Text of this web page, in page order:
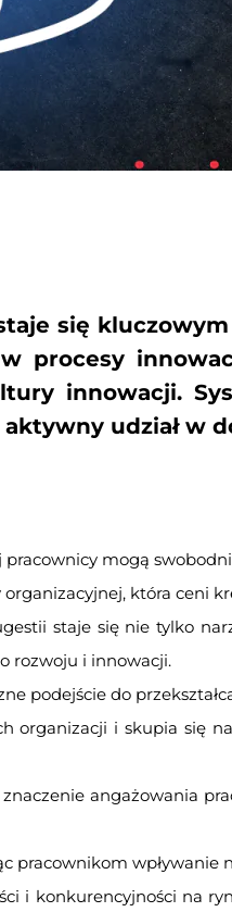
się
procesy
innowacji.
udział w
mogą
która ceni
staje się nie tylko
rozwoju i innowacji.
podejście do
organizacji i skupia się
angażowania
wpływanie
i konkurencyjności na